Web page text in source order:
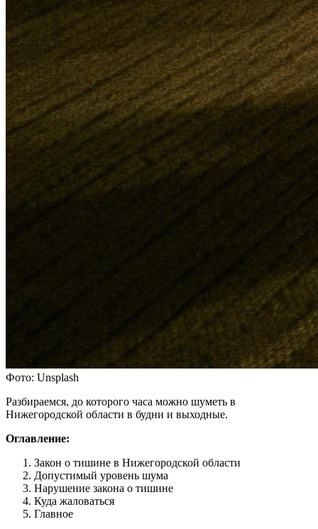
Фото: Unsplash
Разбираемся, до которого часа можно шуметь в
Нижегородской области в будни и выходные.
Оглавление:
Закон о тишине в Нижегородской области
Допустимый уровень шума
Нарушение закона о тишине
Куда жаловаться
Главное